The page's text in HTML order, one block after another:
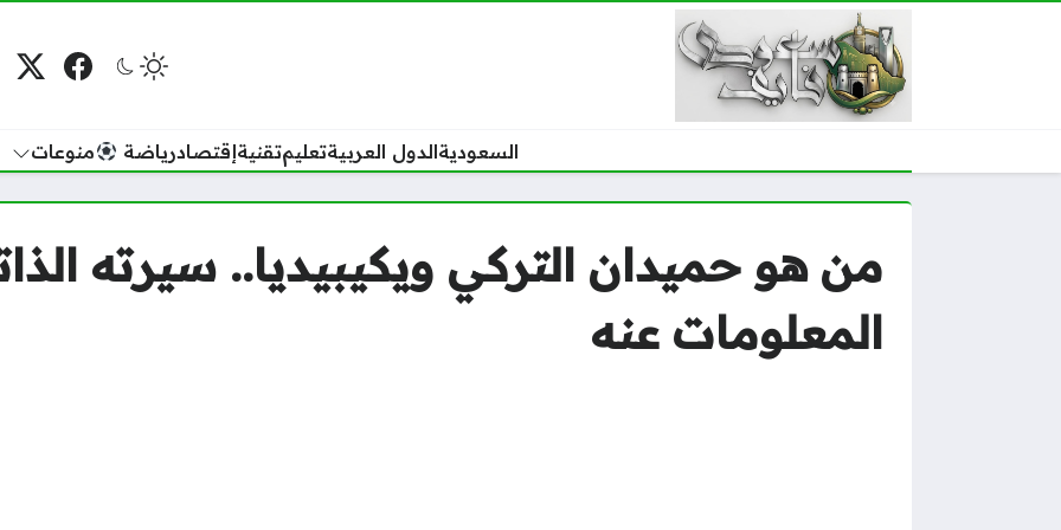
فيسبوك
السعوديةالدول العربيةتعليمتقنيةإقتصادرياضة منوعات
من هو حميدان التركي ويكيبيديا.. سيرته
المعلومات عنه